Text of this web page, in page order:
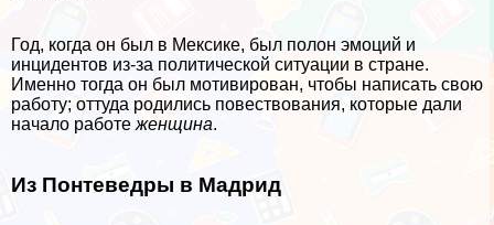
Год, когда он был в Мексике, был полон эмоций и
инцидентов из-за политической ситуации в стране.
Именно тогда он был мотивирован, чтобы написать свою
работу; оттуда родились повествования, которые дали
начало работе женщина.
Из Понтеведры в Мадрид